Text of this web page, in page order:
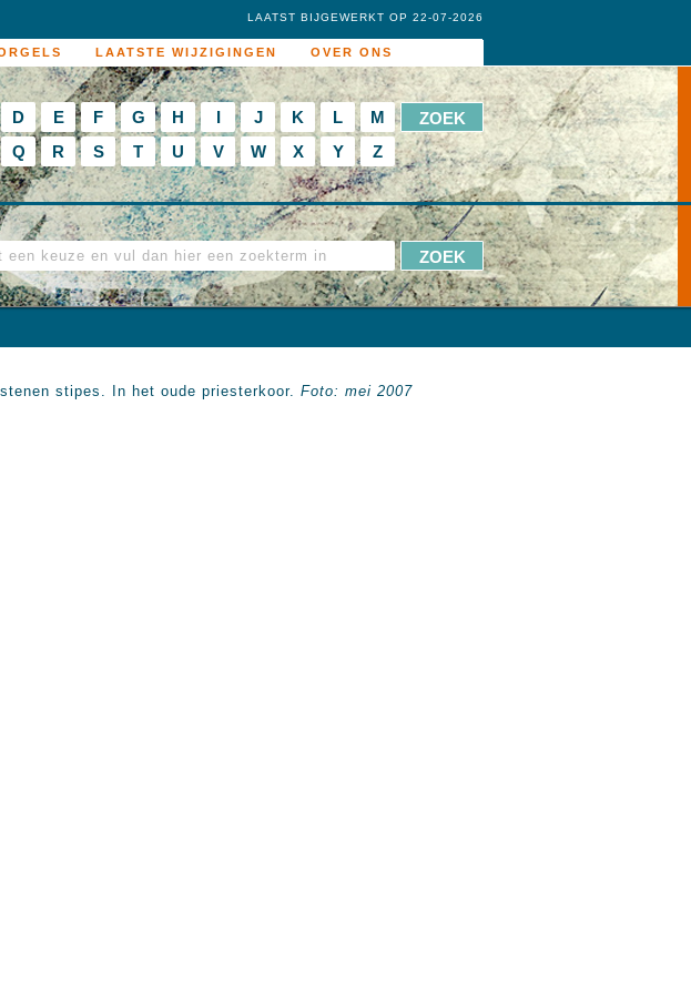
LAATSTE WIJZIGINGEN OVER ONS
LAATST BIJGEWERKT OP 22-07-2026
D E F G H I J K L
M
Q R S T U V W X Y Z
stipes. In het oude priesterkoor. Foto: mei 2007